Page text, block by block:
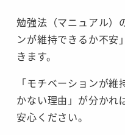
勉強法（マニュアル）
ンが維持できるか不安
きます。
「モチベーションが
かない理由」が分かれ
安心ください。